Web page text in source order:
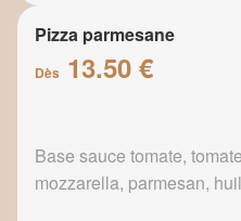
Pizza parmesane
Dès 13.50 €
Base sauce tomate,
mozzarella, parmesan,